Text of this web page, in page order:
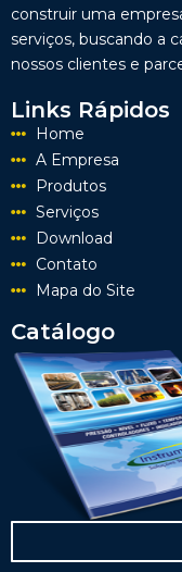
construir uma
serviços, buscando a
nossos clientes e
Links Rápidos
Home
A Empresa
Produtos
Serviços
Download
Contato
Mapa do Site
Catálogo